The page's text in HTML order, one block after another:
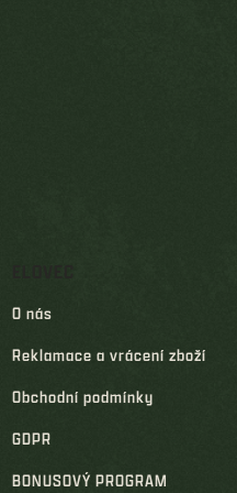
O nás
Reklamace a vrácení zboží
Obchodní podmínky
GDPR
BONUSOVÝ PROGRAM